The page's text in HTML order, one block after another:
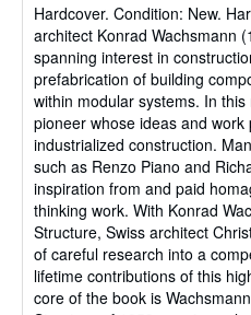
out
of
5
stars
Hardcover. Condition: New.
architect Konrad Wachsmann
spanning interest in
prefabrication of building
within modular systems. In
pioneer whose ideas and
industrialized construction.
such as Renzo Piano and
inspiration from and paid
thinking work. With Konrad
Structure, Swiss architect
of careful research into a
lifetime contributions of this
core of the book is